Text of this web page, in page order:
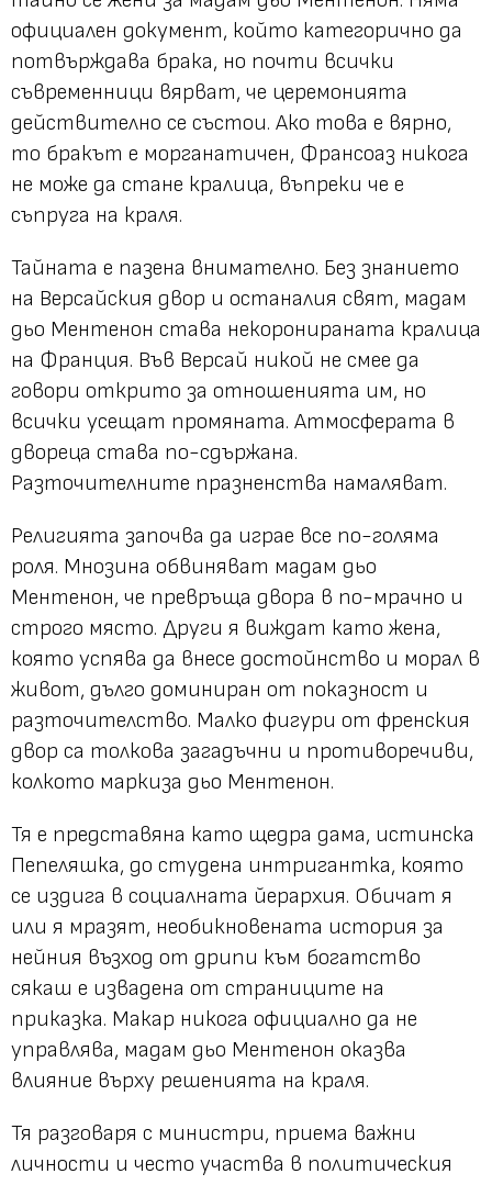
официален документ, който категорично да
потвърждава брака, но почти всички
съвременници вярват, че церемонията
действително се състои. Ако това е вярно,
то бракът е морганатичен, Франсоаз никога
не може да стане кралица, въпреки че е
съпруга на краля.
Тайната е пазена внимателно. Без знанието
на Версайския двор и останалия свят, мадам
дьо Ментенон става некоронираната кралица
на Франция. Във Версай никой не смее да
говори открито за отношенията им, но
всички усещат промяната. Атмосферата в
двореца става по-сдържана.
Разточителните празненства намаляват.
Религията започва да играе все по-голяма
роля. Мнозина обвиняват мадам дьо
Ментенон, че превръща двора в по-мрачно и
строго място. Други я виждат като жена,
която успява да внесе достойнство и морал в
живот, дълго доминиран от показност и
разточителство. Малко фигури от френския
двор са толкова загадъчни и противоречиви,
колкото маркиза дьо Ментенон.
Тя е представяна като щедра дама, истинска
Пепеляшка, до студена интригантка, която
се издига в социалната йерархия. Обичат я
или я мразят, необикновената история за
нейния възход от дрипи към богатство
сякаш е извадена от страниците на
приказка. Макар никога официално да не
управлява, мадам дьо Ментенон оказва
влияние върху решенията на краля.
Тя разговаря с министри, приема важни
личности и често участва в политическия